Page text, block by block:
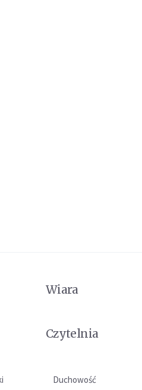
Wiara
Czytelnia
Duchowość